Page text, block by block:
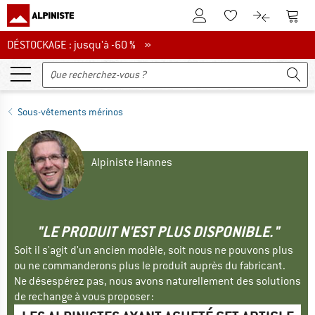
Vers le compte client
Vers la liste
Vers le
DÉSTOCKAGE : jusqu'à -60 %
DÉSTOCKAGE : jusqu'à -60 % »
Sous-vêtements mérinos
Alpiniste Hannes
"LE PRODUIT N'EST PLUS DISPONIBLE."
Soit il s'agit d'un ancien modèle, soit nous ne pouvons plus
ou ne commanderons plus le produit auprès du fabricant.
Ne désespérez pas, nous avons naturellement des solutions
de rechange à vous proposer :